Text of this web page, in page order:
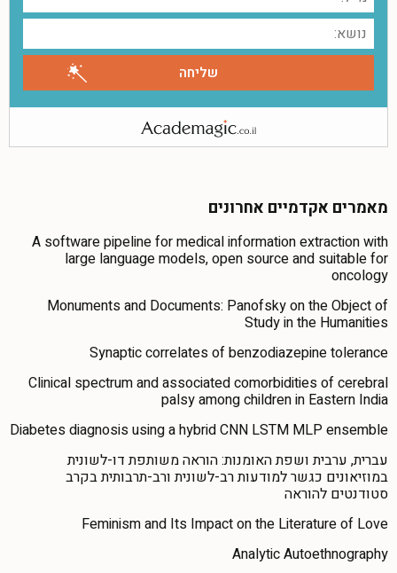
מאמרים אקדמיים אחרונים
A software pipeline for medical information extraction with
large language models, open source and suitable for
oncology
Monuments and Documents: Panofsky on the Object of
Study in the Humanities
Synaptic correlates of benzodiazepine tolerance
Clinical spectrum and associated comorbidities of cerebral
palsy among children in Eastern India
Diabetes diagnosis using a hybrid CNN LSTM MLP ensemble
עברית, ערבית ושפת האומנות: הוראה משותפת דו-לשונית
במוזיאונים כגשר למודעות רב-לשונית ורב-תרבותית בקרב
סטודנטים להוראה
Feminism and Its Impact on the Literature of Love
Analytic Autoethnography